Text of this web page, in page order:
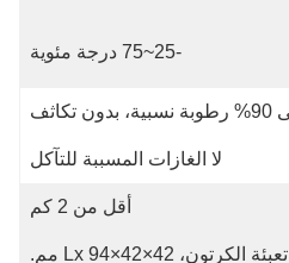
لا الغازات المسببة للتآكل
أقل من 2 كم
تعبئة الكرتون، Lx 94×42×42 مم.